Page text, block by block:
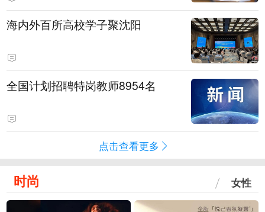
海内外百所高校学子聚沈阳
全国计划招聘特岗教师8954名
点击查看更多
时尚 女性